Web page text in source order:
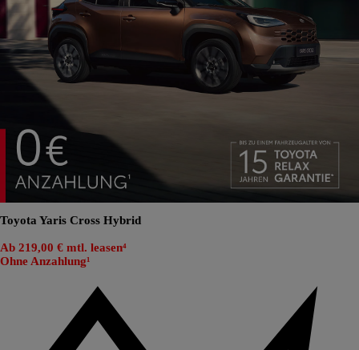
Toyota Yaris Cross Hybrid
Ab 219,00 € mtl. leasen⁴
Ohne Anzahlung¹